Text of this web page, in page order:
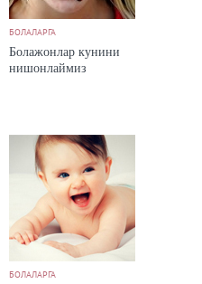
БОЛАЛАРГА
Болажонлар кунини
нишонлаймиз
БОЛАЛАРГА